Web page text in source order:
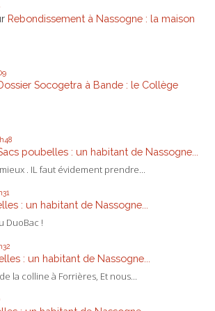
Rebondissement à Nassogne : la maison
Socogetra à Bande : le Collège
poubelles : un habitant de Nassogne...
. IL faut évidement prendre...
: un habitant de Nassogne...
DuoBac !
: un habitant de Nassogne...
la colline à Forrières, Et nous...